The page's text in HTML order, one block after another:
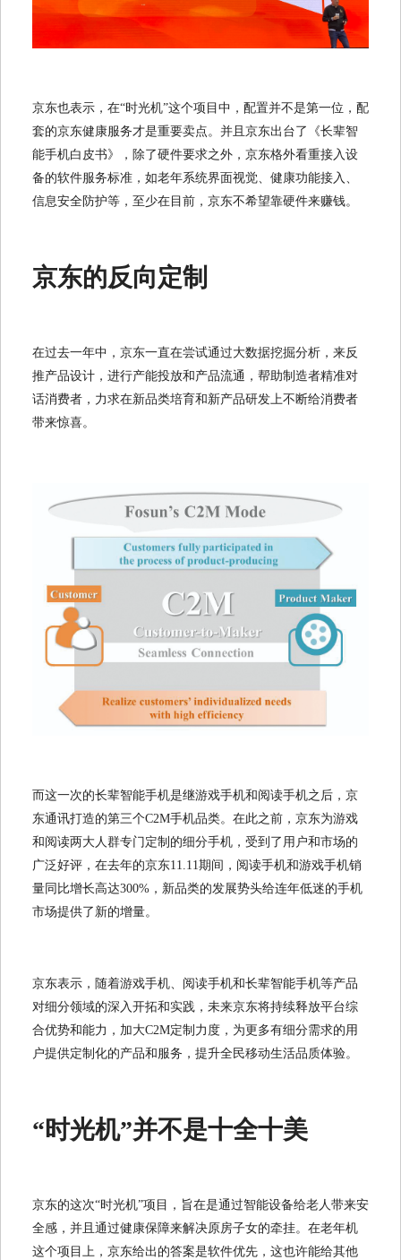
京东也表示，在“时光机”这个项目中，配置并不是第一位，配
套的京东健康服务才是重要卖点。并且京东出台了《长辈智
能手机白皮书》，除了硬件要求之外，京东格外看重接入设
备的软件服务标准，如老年系统界面视觉、健康功能接入、
信息安全防护等，至少在目前，京东不希望靠硬件来赚钱。
京东的反向定制
在过去一年中，京东一直在尝试通过大数据挖掘分析，来反
推产品设计，进行产能投放和产品流通，帮助制造者精准对
话消费者，力求在新品类培育和新产品研发上不断给消费者
带来惊喜。
而这一次的长辈智能手机是继游戏手机和阅读手机之后，京
东通讯打造的第三个C2M手机品类。在此之前，京东为游戏
和阅读两大人群专门定制的细分手机，受到了用户和市场的
广泛好评，在去年的京东11.11期间，阅读手机和游戏手机销
量同比增长高达300%，新品类的发展势头给连年低迷的手机
市场提供了新的增量。
京东表示，随着游戏手机、阅读手机和长辈智能手机等产品
对细分领域的深入开拓和实践，未来京东将持续释放平台综
合优势和能力，加大C2M定制力度，为更多有细分需求的用
户提供定制化的产品和服务，提升全民移动生活品质体验。
“时光机”并不是十全十美
京东的这次“时光机”项目，旨在是通过智能设备给老人带来安
全感，并且通过健康保障来解决原房子女的牵挂。在老年机
这个项目上，京东给出的答案是软件优先，这也许能给其他